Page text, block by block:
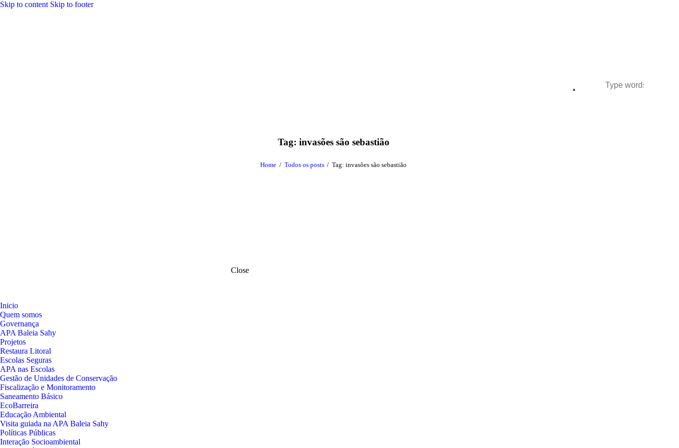
Skip to content Skip to footer
Tag: invasões são sebastião
Home Todos os posts Tag: invasões são sebastião
Close
Inicio
Quem somos
Governança
APA Baleia Sahy
Projetos
Restaura Litoral
Escolas Seguras
APA nas Escolas
Gestão de Unidades de Conservação
Fiscalização e Monitoramento
Saneamento Básico
EcoBarreira
Educação Ambiental
Visita guiada na APA Baleia Sahy
Políticas Públicas
Interação Socioambiental